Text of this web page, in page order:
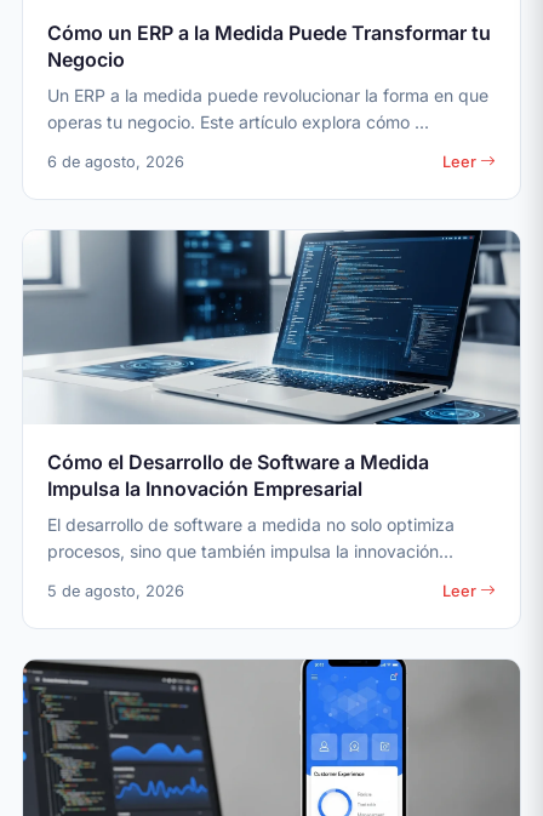
Cómo un ERP a la Medida Puede Transformar tu
Negocio
Un ERP a la medida puede revolucionar la forma en que
operas tu negocio. Este artículo explora cómo ...
6 de agosto, 2026 Leer
Cómo el Desarrollo de Software a Medida
Impulsa la Innovación Empresarial
El desarrollo de software a medida no solo optimiza
procesos, sino que también impulsa la innovación...
5 de agosto, 2026 Leer